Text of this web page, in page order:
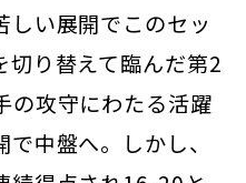
しい展開でこのセッ
切り替えて臨んだ第2
の攻守にわたる活躍
中盤へ。しかし、